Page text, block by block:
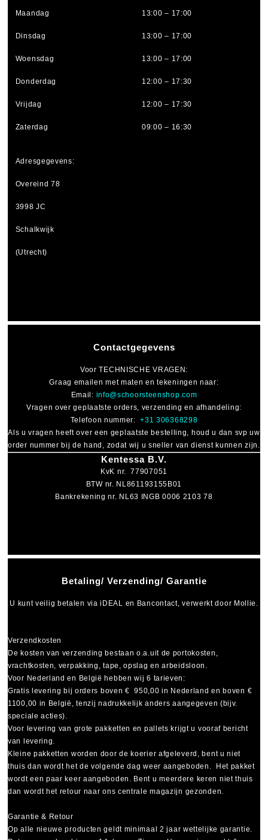
Betaling/ Verzending/ Garantie
U kunt veilig betalen viaiDEAL en Bancontact, verwerkt door Mollie.
Verzendkosten
De kosten van verzending bestaan o.a.uit de portokosten,
vrachtkosten, verpakking, tape, opslag en arbeidsloon.
Voor Nederland en België hebben wij 6 tarieven:
Gratis levering bij orders boven € 950,00 in Nederland en boven €
1100,00 in België, tenzij nadrukkelijk anders aangegeven (bijv.
speciale acties).
Voor levering van grote pakketten en pallets krijgt u vooraf bericht
van levering.
Kleine pakketten worden door de koerier afgeleverd, bent u niet
thuis dan wordt het de volgende dag weer aangeboden. Het pakket
wordt een paar keer aangeboden. Bent u meerdere keren niet thuis
dan wordt het retour naar ons centrale magazijn gezonden.
Garantie & Retour
Op alle nieuwe producten geldt minimaal2 jaar wettelijke garantie.
Contactgegevens
VoorTECHNISCHE VRAGEN :
Graag emailen met maten en tekeningen naar:
Email: info@schoorsteenshop.com
Vragen over geplaatste orders, verzending en afhandeling:
Telefoon nummer:+31 306368298
Als u vragen heeft over een geplaatste bestelling, houd u dan svp uw
order nummer bij de hand, zodat wij u sneller van dienst kunnen zijn.
Kentessa B.V.
KvK nr. 77907051
BTW nr. NL861193155B01
Bankrekening nr. NL63 INGB 0006 2103 78
Maandag 13:00 – 17:00
Dinsdag 13:00 – 17:00
Woensdag 13:00 – 17:00
Donderdag 12:00 – 17:30
Vrijdag 12:00 – 17:30
Zaterdag 09:00 – 16:30
Adresgegevens:
Overeind 78
3998 JC
Schalkwijk
(Utrecht)